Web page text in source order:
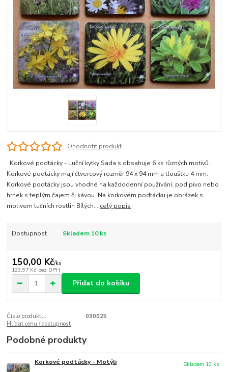
Ohodnotit produkt
Korkové podtácky - Luční kytky Sada s obsahuje 6 ks různých motivů.
Korkové podtácky mají čtvercový rozměr 94 x 94 mm a tloušťku 4 mm.
Korkové podtácky jsou vhodné na každodenní používání, pod pivo nebo
hrnek s teplým čajem či kávou. Na korkovém podtácku je obrázek s
motivem lučních rostlin Bílých... celý popis
Dostupnost Skladem 10 ks
150,00 Kč/ks
123,97 Kč bez DPH
Přidat do košíku
Číslo produktu:
030025
Hlídat cenu / dostupnost
Podobné produkty
Korkové podtácky - Motýli
Skladem 10 ks